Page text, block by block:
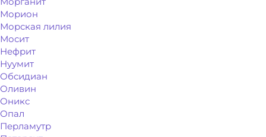
Морион
Морская лилия
Мосит
Нефрит
Нуумит
Обсидиан
Оливин
Оникс
Опал
Перламутр